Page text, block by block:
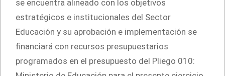
se encuentra alineado con los objetivos
estratégicos e institucionales del Sector
Educación y su aprobación e implementación se
financiará con recursos presupuestarios
programados en el presupuesto del Pliego 010: